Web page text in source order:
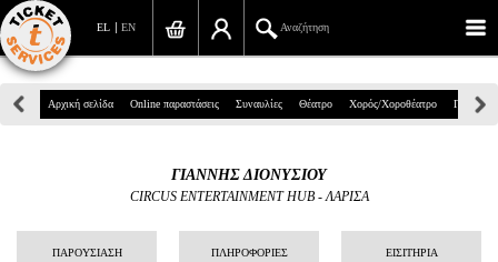
EN
EL Αναζήτηση
Πανεπιστημίου 39, Αθήνα
info@ticketservices.gr
Αναζήτηση
Αρχική σελίδα Online παραστάσεις Συναυλίες Θέατρο Χορός/Χοροθέατρο Παιδικά
ΓΙΑΝΝΗΣ ΔΙΟΝΥΣΙΟΥ
CIRCUS ENTERTAINMENT HUB - ΛΑΡΙΣΑ
ΠΑΡΟΥΣΙΑΣΗ ΠΛΗΡΟΦΟΡΙΕΣ ΕΙΣΙΤΗΡΙΑ